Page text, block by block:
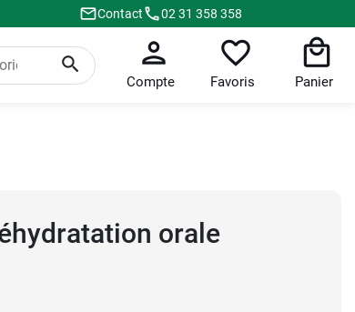
Contact 02 31 358 358
Compte Favoris Panier
orale